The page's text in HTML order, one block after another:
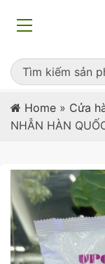
Home » Cửa
NHẪN HÀN